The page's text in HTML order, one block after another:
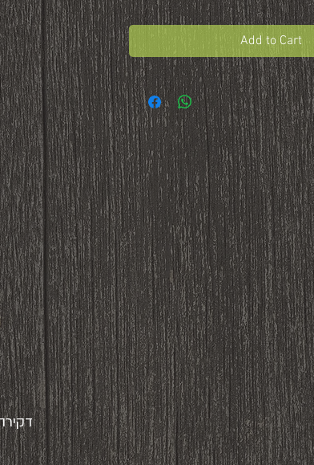
Add to Cart